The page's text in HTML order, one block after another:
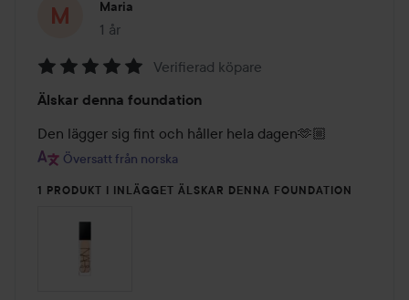
Maria
1 år
Inlägget skapades 1 år
5
av
5
Verifierad köpare
Älskar denna foundation
Den lägger sig fint och håller hela dagen🫶🏼
Översatt från norska
1 PRODUKT I INLÄGGET ÄLSKAR DENNA FOUNDATION